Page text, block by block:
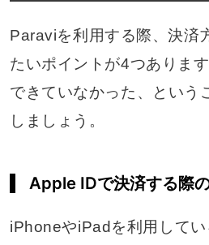
Paraviを利用する際、決済
たいポイントが4つありま
できていなかった、という
しましょう。
Apple IDで決済する際
iPhoneやiPadを利用して